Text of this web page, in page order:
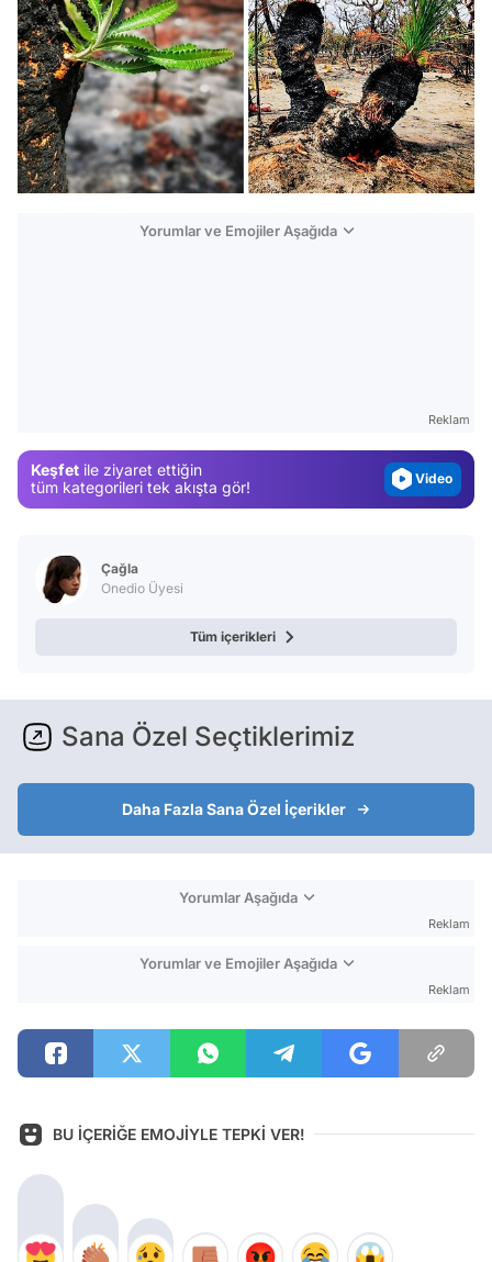
Yorumlar ve Emojiler Aşağıda
Reklam
Keşfet ile ziyaret ettiğin
tüm kategorileri tek akışta gör!
Video
Çağla
Onedio Üyesi
Tüm içerikleri
Sana Özel Seçtiklerimiz
Daha Fazla Sana Özel İçerikler
Yorumlar Aşağıda
Reklam
Yorumlar ve Emojiler Aşağıda
Reklam
BU İÇERİĞE EMOJİYLE TEPKİ VER!